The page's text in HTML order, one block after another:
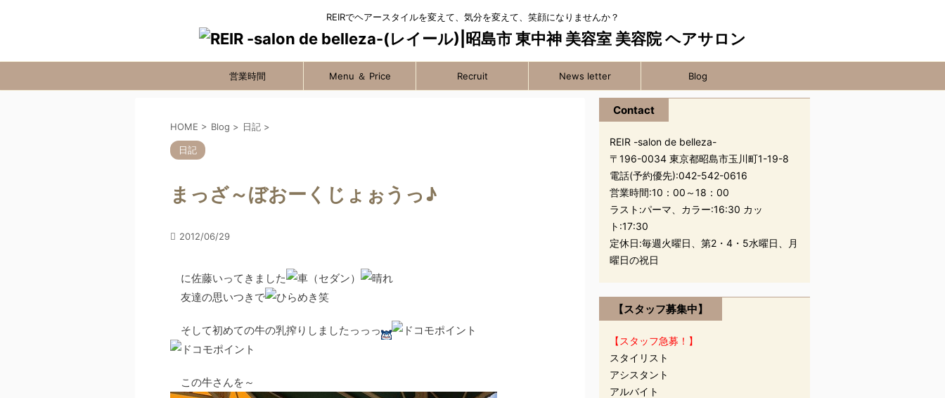
REIRでヘアースタイルを変えて、気分を変えて、笑顔になりませんか？
営業時間 Menu ＆ Price Recruit News letter Blog
HOME > Blog > 日記 >
日記
まっざ～ぼおーくじょぉうっ♪
2012/06/29
に佐藤いってきました
友達の思いつきで
笑
そして初めての牛の乳搾りしましたっっっ
この牛さんを～
Contact
REIR -salon de belleza-
〒196-0034 東京都昭島市玉川町1-19-8
電話(予約優先):042-542-0616
営業時間:10：00～18：00
ラスト:パーマ、カラー:16:30 カッ
ト:17:30
定休日:毎週火曜日、第2・4・5水曜日、月
曜日の祝日
【スタッフ募集中】
【スタッフ急募！】
スタイリスト
アシスタント
アルバイト